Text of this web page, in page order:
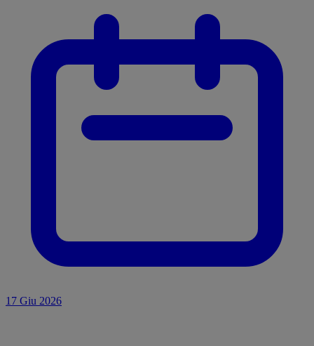
17 Giu 2026